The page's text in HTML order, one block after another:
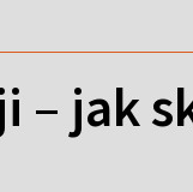
– jak